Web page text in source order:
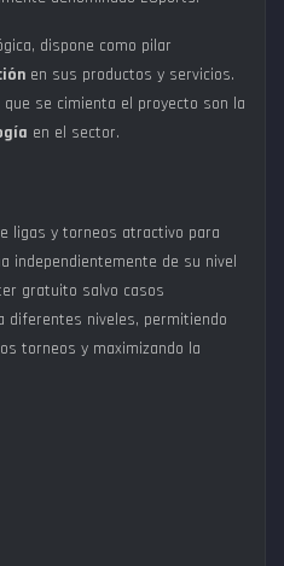
dispone como pilar
en sus productos y servicios.
se cimienta el proyecto son la
en el sector.
ligas y torneos atractivo para
independientemente de su nivel
gratuito salvo casos
diferentes niveles, permitiendo
torneos y maximizando la